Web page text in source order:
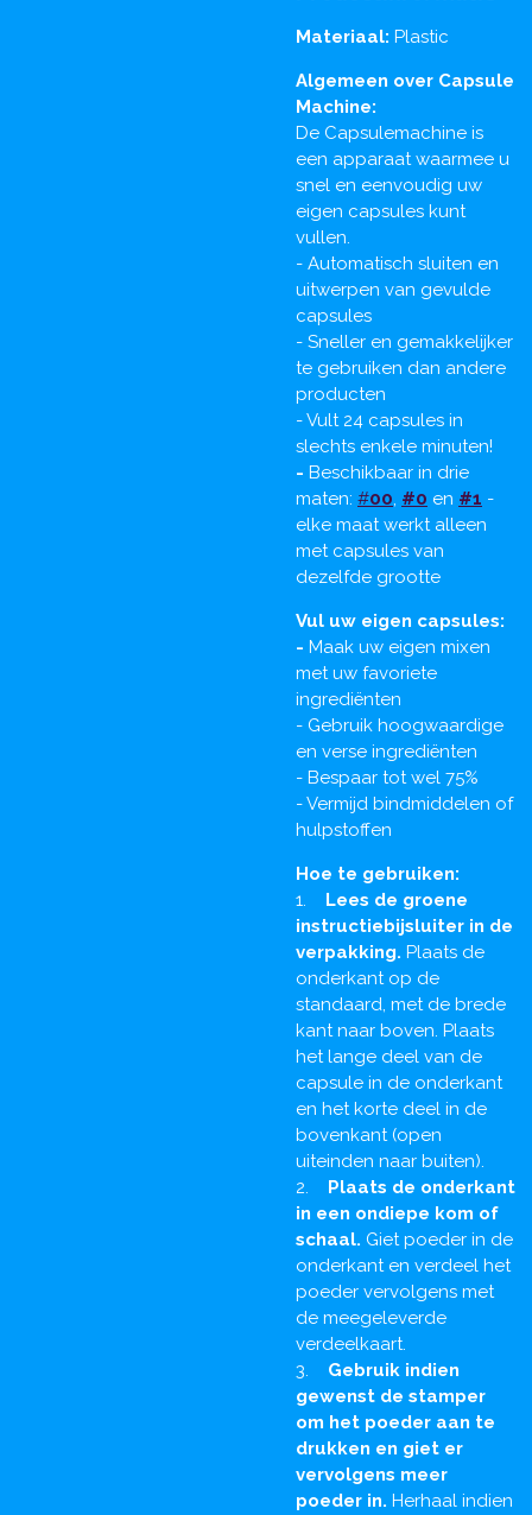
Materiaal: Plastic
Algemeen over Capsule
Machine:
De Capsulemachine is
een apparaat waarmee u
snel en eenvoudig uw
eigen capsules kunt
vullen.
- Automatisch sluiten en
uitwerpen van gevulde
capsules
- Sneller en gemakkelijker
te gebruiken dan andere
producten
- Vult 24 capsules in
slechts enkele minuten!
- Beschikbaar in drie
maten: #00, #0 en #1 -
elke maat werkt alleen
met capsules van
dezelfde grootte
Vul uw eigen capsules:
- Maak uw eigen mixen
met uw favoriete
ingrediënten
- Gebruik hoogwaardige
en verse ingrediënten
- Bespaar tot wel 75%
- Vermijd bindmiddelen of
hulpstoffen
Hoe te gebruiken:
1.
Lees de groene
instructiebijsluiter in de
verpakking. Plaats de
onderkant op de
standaard, met de brede
kant naar boven. Plaats
het lange deel van de
capsule in de onderkant
en het korte deel in de
bovenkant (open
uiteinden naar buiten).
2.
Plaats de onderkant
in een ondiepe kom of
schaal. Giet poeder in de
onderkant en verdeel het
poeder vervolgens met
de meegeleverde
verdeelkaart.
3.
Gebruik indien
gewenst de stamper
om het poeder aan te
drukken en giet er
vervolgens meer
poeder in. Herhaal indien